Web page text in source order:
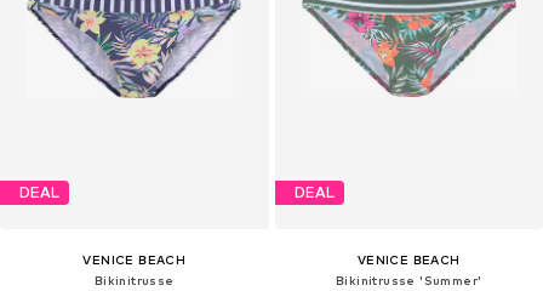
DEAL
VENICE BEACH
Bikinitrusse
DEAL
VENICE BEACH
Bikinitrusse 'Summer'